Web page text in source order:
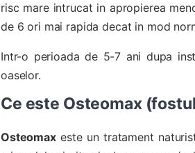
risc mare intrucat in apropierea
de 6 ori mai rapida decat in mod
Intr-o perioada de 5-7 ani dupa
oaselor.
Ce este Osteomax
Osteomaxeste un tratament